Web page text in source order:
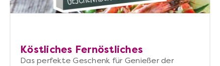
Köstliches Fernöstliches
Das perfekte Geschenk für Genießer der